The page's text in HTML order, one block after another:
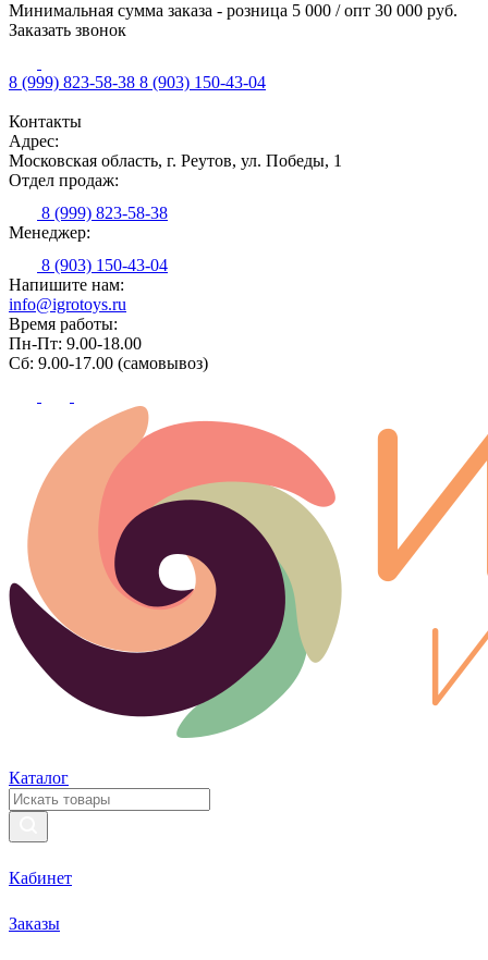
Минимальная сумма заказа - розница 5 000 / опт 30 000 руб.
Заказать звонок
8 (999) 823-58-38 8 (903) 150-43-04
Контакты
Адрес:
Московская область, г. Реутов, ул. Победы, 1
Отдел продаж:
8 (999) 823-58-38
Менеджер:
8 (903) 150-43-04
Напишите нам:
info@igrotoys.ru
Время работы:
Пн-Пт: 9.00-18.00
Сб: 9.00-17.00 (самовывоз)
Каталог
Кабинет
Заказы